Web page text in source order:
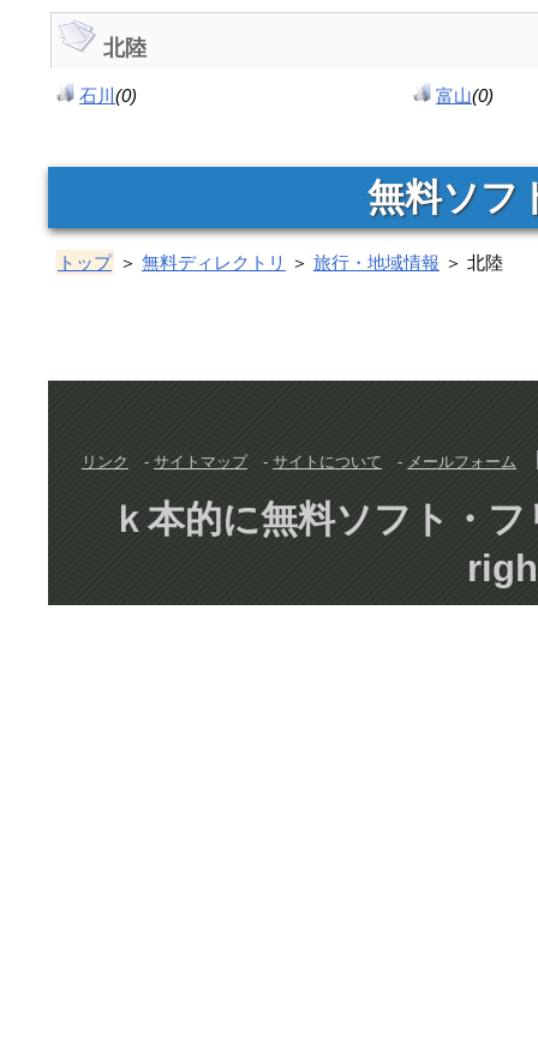
北陸
石川 (0) 富山(0)
無料ソフ
トップ ＞ 無料ディレクトリ ＞ 旅行・地域情報 ＞ 北陸
リンク - サイトマップ- サイトについて - メールフォーム
ｋ本的に無料ソフト・